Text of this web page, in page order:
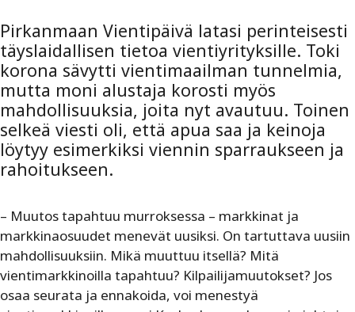
Pirkanmaan Vientipäivä latasi perinteisesti
täyslaidallisen tietoa vientiyrityksille. Toki
korona sävytti vientimaailman tunnelmia,
mutta moni alustaja korosti myös
mahdollisuuksia, joita nyt avautuu. Toinen
selkeä viesti oli, että apua saa ja keinoja
löytyy esimerkiksi viennin sparraukseen ja
rahoitukseen.
– Muutos tapahtuu murroksessa – markkinat ja
markkinaosuudet menevät uusiksi. On tartuttava uusiin
mahdollisuuksiin. Mikä muuttuu itsellä? Mitä
vientimarkkinoilla tapahtuu? Kilpailijamuutokset? Jos
osaa seurata ja ennakoida, voi menestyä